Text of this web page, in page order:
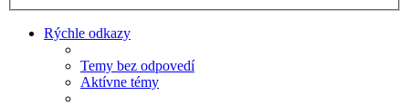
Rýchle odkazy
Temy bez odpovedí
Aktívne témy